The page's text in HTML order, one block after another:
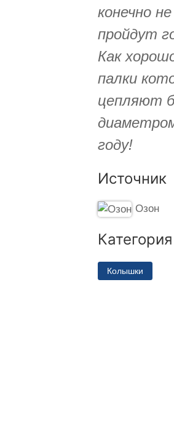
конечно
пройдут
Как
палки
цепляют
году!
Источник
Озон
Категория
Колышки